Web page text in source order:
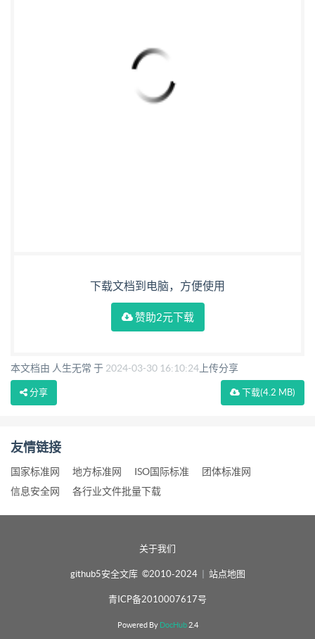
下载文档到电脑，方便使用
赞助2元下载
本文档由 人生无常 于 2024-03-30 16:10:24 上传分享
下载(4.2 MB)
分享
友情链接
国家标准网 地方标准网 ISO国际标准
团体标准网
信息安全网
各行业文件批量下载
关于我们
github5安全文库 ©2010-2024 站点地图
青ICP备2010007617号
Powered By DocHub2.4